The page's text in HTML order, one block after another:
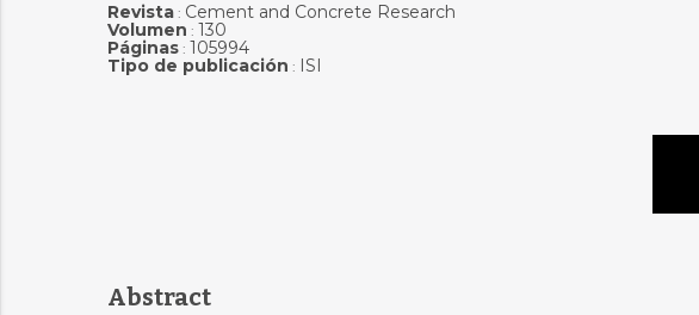
Revista: Cement and Concrete Research
Volumen : 130
Páginas: 105994
Tipo de publicación : ISI
Abstract